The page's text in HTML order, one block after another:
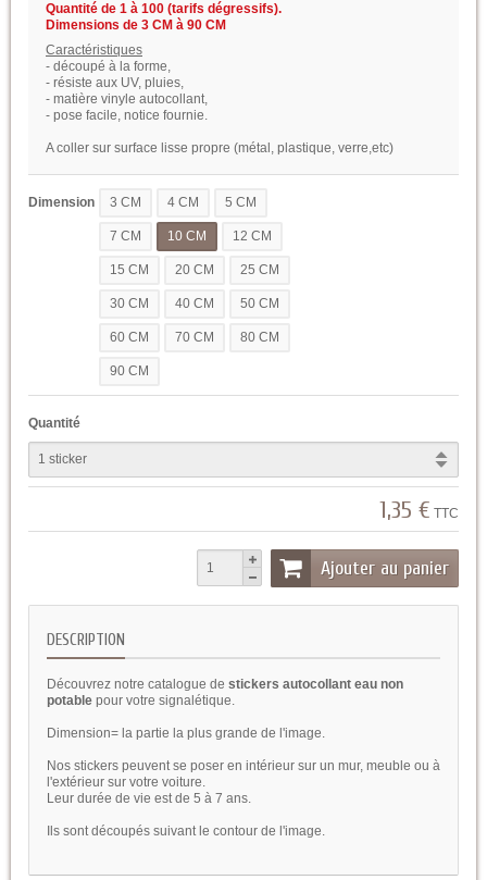
Quantité de 1 à 100 (tarifs dégressifs).
Dimensions de 3 CM à 90 CM
Caractéristiques
- découpé à la forme,
- résiste aux UV, pluies,
- matière vinyle autocollant,
- pose facile, notice fournie.
A coller sur surface lisse propre (métal, plastique, verre,etc)
Dimension 3 CM 4 CM 5 CM
7 CM 10 CM 12 CM
15 CM 20 CM 25 CM
30 CM 40 CM 50 CM
60 CM 70 CM 80 CM
90 CM
Quantité
1,35 € TTC
Ajouter au panier
DESCRIPTION
Découvrez notre catalogue de stickers autocollant eau non
potable pour votre signalétique.
Dimension= la partie la plus grande de l'image.
Nos stickers peuvent se poser en intérieur sur un mur, meuble ou à
l'extérieur sur votre voiture.
Leur durée de vie est de 5 à 7 ans.
Ils sont découpés suivant le contour de l'image.